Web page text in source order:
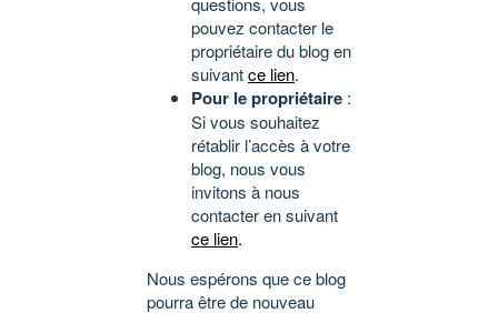
pouvez contacter le
propriétaire du blog en
suivantce lien.
Pour le propriétaire :
Si vous souhaitez
rétablir l’accès à votre
blog, nous vous
invitons à nous
contacter en suivant
ce lien.
Nous espérons que ce blog
pourra être de nouveau